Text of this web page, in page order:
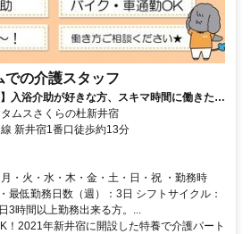
の介護スタッフ
入浴介助が好きな方、スキマ時間に働きたい
さい
ムスさくらの杜新井宿
新井宿1番口徒歩約13分
・火・水・木・金・土・日・祝 ・勤務時
最低勤務日数（週）：3日 シフトサイクル：
時間以上勤務出来る方。...
！2021年新井宿に開設した特養で介護パート